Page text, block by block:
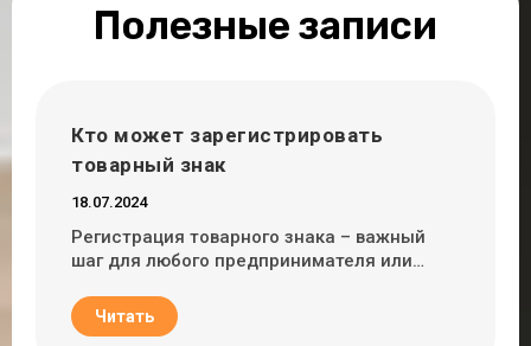
Полезные записи
Кто может зарегистрировать
товарный знак
18.07.2024
Регистрация товарного знака – важный
шаг для любого предпринимателя или…
Читать